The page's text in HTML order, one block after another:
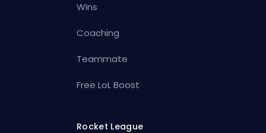
Wins
Coaching
Teammate
Free LoL Boost
Rocket League